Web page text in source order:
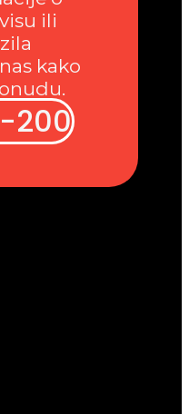
ili
kako
200